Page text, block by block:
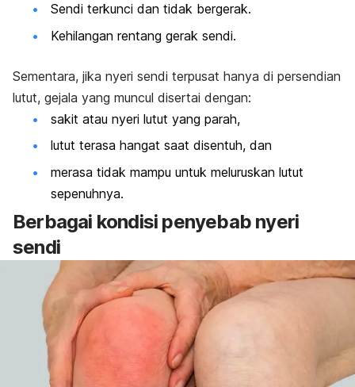
Sendi terkunci dan tidak bergerak.
Kehilangan rentang gerak sendi.
Sementara, jika nyeri sendi terpusat hanya di persendian
lutut, gejala yang muncul disertai dengan:
sakit atau nyeri lutut yang parah,
lutut terasa hangat saat disentuh, dan
merasa tidak mampu untuk meluruskan lutut
sepenuhnya.
Berbagai kondisi penyebab nyeri
sendi